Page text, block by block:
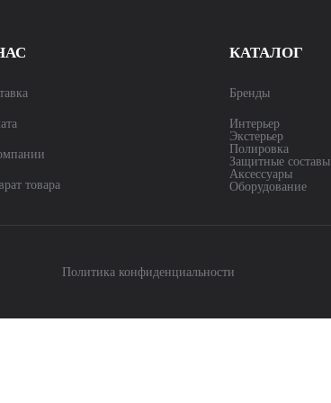
товара
КАТАЛОГ
Бренды
Интерьер
Экстерьер
Полировка
Защитные составы
Аксессуары
Оборудование
Политика конфиденциальности